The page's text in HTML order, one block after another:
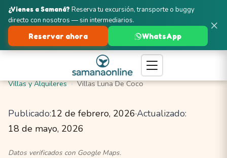
Turismo en Samaná
Santa Bárbara de Samaná
Villas y Alquileres
Villas Luna De Coco
Publicado:12 de febrero, 2026·Actualizado:
18 de mayo, 2026
Datos verificados con Google Maps.
×
¿Vienes a Samaná? Reserva tu excursión, transporte o buggy
directo con nosotros — sin intermediarios.
Reservar ahora WhatsApp